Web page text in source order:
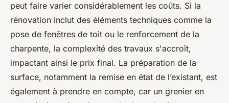
peut faire varier considérablement les coûts. Si la
rénovation inclut des éléments techniques comme la
pose de fenêtres de toit ou le renforcement de la
charpente, la complexité des travaux s'accroît,
impactant ainsi le prix final. La préparation de la
surface, notamment la remise en état de l’existant, est
également à prendre en compte, car un grenier en